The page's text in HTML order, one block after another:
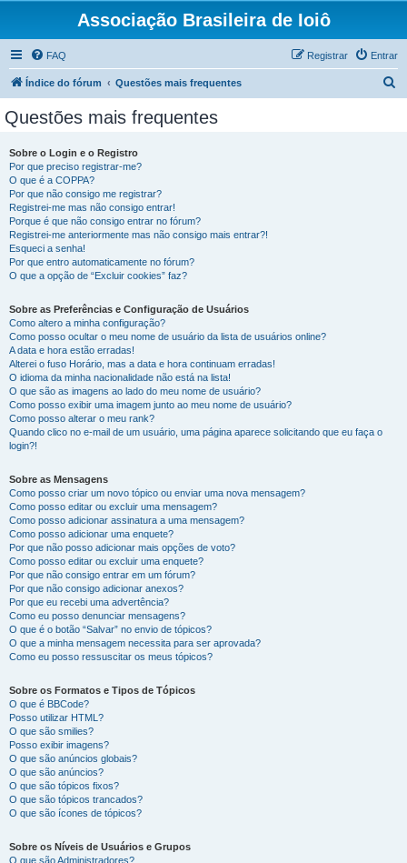
Associação Brasileira de Ioiô
FAQ Entrar
Registrar
Índice do fórum Questões mais frequentes
Questões mais frequentes
Sobre o Login e o Registro
Por que preciso registrar-me?
O que é a COPPA?
Por que não consigo me registrar?
Registrei-me mas não consigo entrar!
Porque é que não consigo entrar no fórum?
Registrei-me anteriormente mas não consigo mais entrar?!
Esqueci a senha!
Por que entro automaticamente no fórum?
O que a opção de “Excluir cookies” faz?
Sobre as Preferências e Configuração de Usuários
Como altero a minha configuração?
Como posso ocultar o meu nome de usuário da lista de usuários online?
A data e hora estão erradas!
Alterei o fuso Horário, mas a data e hora continuam erradas!
O idioma da minha nacionalidade não está na lista!
O que são as imagens ao lado do meu nome de usuário?
Como posso exibir uma imagem junto ao meu nome de usuário?
Como posso alterar o meu rank?
Quando clico no e-mail de um usuário, uma página aparece solicitando que eu faça o
login?!
Sobre as Mensagens
Como posso criar um novo tópico ou enviar uma nova mensagem?
Como posso editar ou excluir uma mensagem?
Como posso adicionar assinatura a uma mensagem?
Como posso adicionar uma enquete?
Por que não posso adicionar mais opções de voto?
Como posso editar ou excluir uma enquete?
Por que não consigo entrar em um fórum?
Por que não consigo adicionar anexos?
Por que eu recebi uma advertência?
Como eu posso denunciar mensagens?
O que é o botão “Salvar” no envio de tópicos?
O que a minha mensagem necessita para ser aprovada?
Como eu posso ressuscitar os meus tópicos?
Sobre os Formatos e Tipos de Tópicos
O que é BBCode?
Posso utilizar HTML?
O que são smilies?
Posso exibir imagens?
O que são anúncios globais?
O que são anúncios?
O que são tópicos fixos?
O que são tópicos trancados?
O que são ícones de tópicos?
Sobre os Níveis de Usuários e Grupos
O que são Administradores?